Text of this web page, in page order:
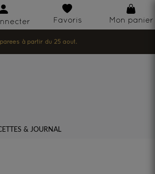
Favoris Mon panier
à partir du 25 août.
& JOURNAL